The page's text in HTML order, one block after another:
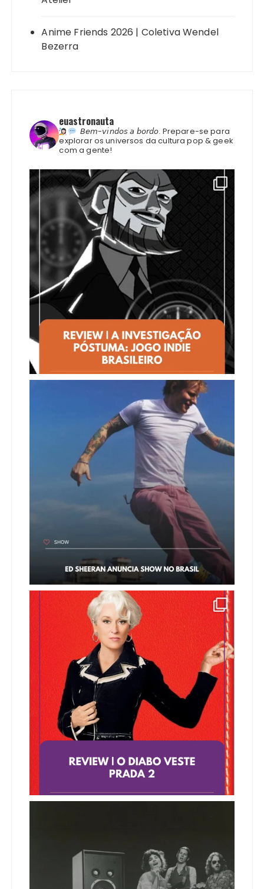
Anime Friends 2026 | Coletiva Wendel
Bezerra
euastronauta
𝘉𝘦𝘮-𝘷𝘪𝘯𝘥𝘰𝘴 𝘢 𝘣𝘰𝘳𝘥𝘰. Prepare-se para
explorar os universos da cultura pop & geek
com a gente!